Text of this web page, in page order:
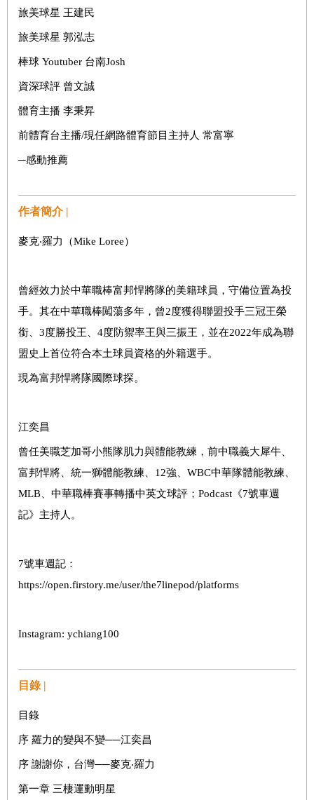
旅美球星 王建民
旅美球星 郭泓志
棒球 Youtuber 台南Josh
資深球評 曾文誠
體育主播 李秉昇
前體育台主播/現任網路體育節目主持人 常富寧
─感動推薦
作者簡介 |
麥克‧羅力（Mike Loree）
曾經效力於中華職棒富邦悍將隊的美籍球員，守備位置為投
手。其在中華職棒闖蕩多年，曾2度獲得聯盟投手三冠王榮
銜、3度勝投王、4度防禦率王與三振王，並在2022年成為聯
盟史上首位符合本土球員資格的外籍選手。
現為富邦悍將隊國際球探。
江奕昌
曾任美職芝加哥小熊隊肌力與體能教練，前中職義大犀牛、
富邦悍將、統一獅體能教練、12強、WBC中華隊體能教練、
MLB、中華職棒賽事轉播中英文球評；Podcast《7號車週
記》主持人。
7號車週記：
https://open.firstory.me/user/the7linepod/platforms
Instagram: ychiang100
目錄 |
目錄
序 羅力的變與不變──江奕昌
序 謝謝你，台灣──麥克‧羅力
第一章 三棲運動明星